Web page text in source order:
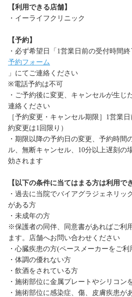
【利用できる店舗】
・イーライフクリニック
【予約】
・必ず希望日「1営業日前の受付時間終
予約フォーム
」にてご連絡ください
※電話予約は不可
・ご予約後に変更、キャンセルが生じ
連絡ください
［予約変更・キャンセル期限］1営業
約変更は1回限り）
・期限以降の予約日の変更、予約時間
ル、無断キャンセル、10分以上遅刻の
効されます
【以下の条件に当てはまる方は利用で
・過去に当院でバイアグラジェネリッ
がある方
・未成年の方
※保護者の同伴、同意書があればご利
ます。店舗へお問い合わせください
・心臓疾患の方(ペースメーカーをご利
・体調の優れない方
・飲酒をされている方
・施術部位に金属プレートやシリコン
・施術部位に感染症、傷、皮膚疾患が